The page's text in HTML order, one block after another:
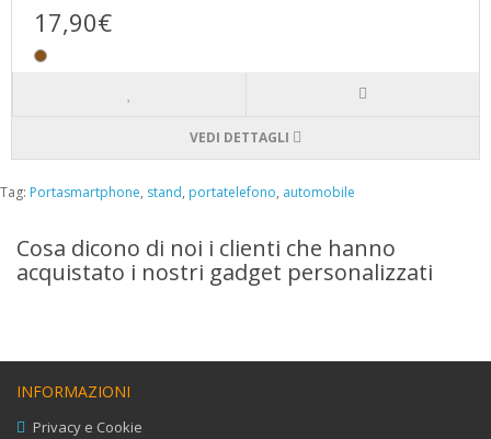
17,90€
VEDI DETTAGLI
Tag: Portasmartphone, stand, portatelefono, automobile
Cosa dicono di noi i clienti che hanno
acquistato i nostri gadget personalizzati
INFORMAZIONI
Privacy e Cookie